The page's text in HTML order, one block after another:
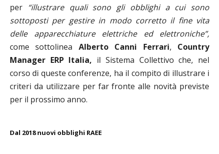
per “illustrare quali sono gli obblighi a cui sono
sottoposti per gestire in modo corretto il fine vita
delle apparecchiature elettriche ed elettroniche”,
come sottolinea Alberto Canni Ferrari, Country
Manager ERP Italia, il Sistema Collettivo che, nel
corso di queste conferenze, ha il compito di illustrare i
criteri da utilizzare per far fronte alle novità previste
per il prossimo anno.
Dal 2018 nuovi obblighi RAEE